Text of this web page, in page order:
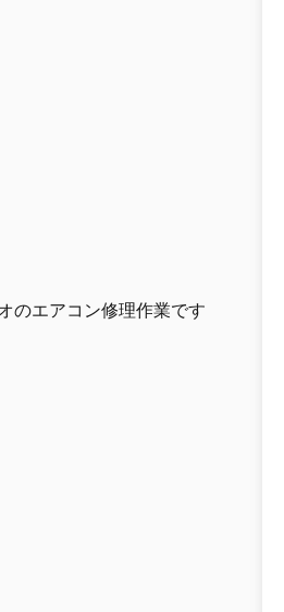
のエアコン修理作業です